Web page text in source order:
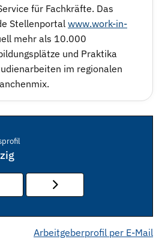
für Fachkräfte. Das
Stellenportal www.work-in-
mehr als 10.000
und Praktika
im regionalen
Arbeitgeberprofil per E-Mail